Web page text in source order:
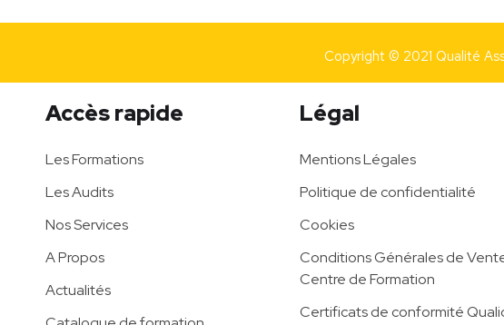
Copyright © 2021 Qualité
Accès rapide
Les Formations
Les Audits
Nos Services
A Propos
Actualités
Légal
Mentions Légales
Politique de confidentialité
Cookies
Conditions Générales de
Centre de Formation
Certificats de conformité